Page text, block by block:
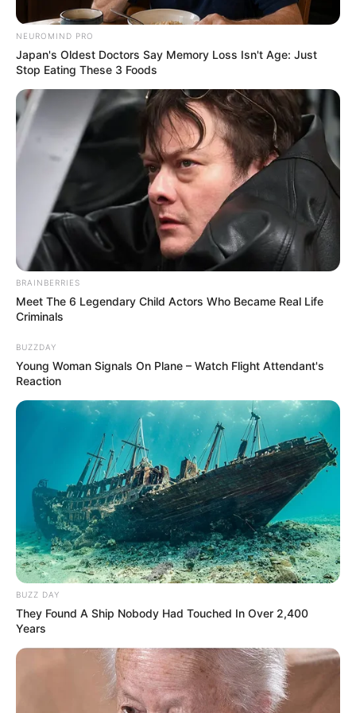
PostedFriss hírek
Lilu elmondta, miért nem szavaz
Orbán Viktorra
Szerző • April 8, 2026
NEUROMIND PRO
Japan's Oldest Doctors Say Memory Loss Isn't Age: Just
Stop Eating These 3 Foods
BRAINBERRIES
Meet The 6 Legendary Child Actors Who Became Real Life
Criminals
BUZZDAY
Young Woman Signals On Plane – Watch Flight Attendant's
Reaction
BUZZ DAY
They Found A Ship Nobody Had Touched In Over 2,400
Years